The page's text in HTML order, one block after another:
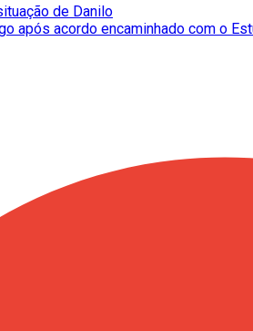
de Danilo
após acordo encaminhado com o